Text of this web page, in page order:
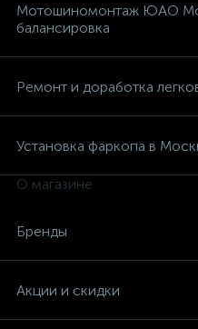
Мотошиномонтаж ЮАО
балансировка
Ремонт и доработка
Установка фаркопа в
О магазине
Бренды
Акции и скидки